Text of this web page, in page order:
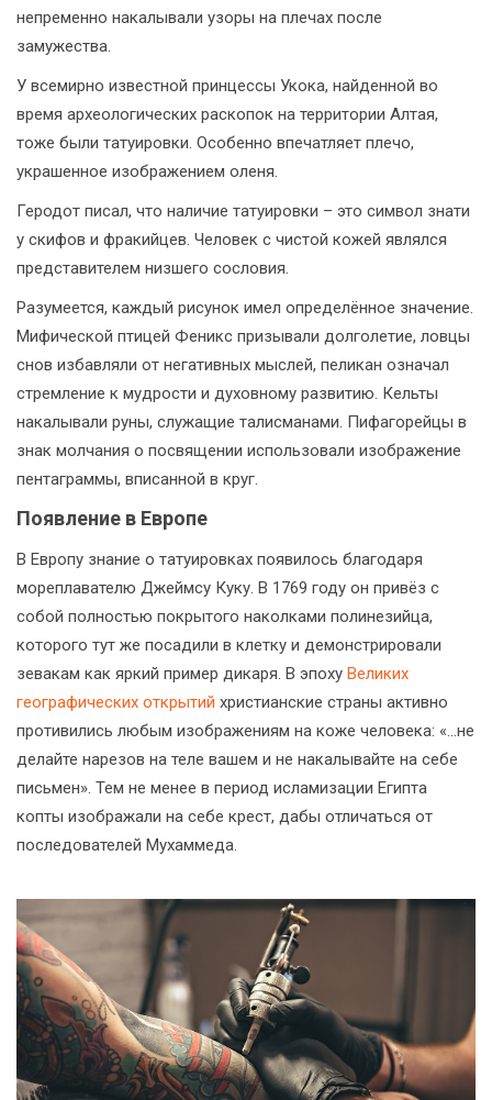
непременно накалывали узоры на плечах после
замужества.
У всемирно известной принцессы Укока, найденной во
время археологических раскопок на территории Алтая,
тоже были татуировки. Особенно впечатляет плечо,
украшенное изображением оленя.
Геродот писал, что наличие татуировки – это символ знати
у скифов и фракийцев. Человек с чистой кожей являлся
представителем низшего сословия.
Разумеется, каждый рисунок имел определённое значение.
Мифической птицей Феникс призывали долголетие, ловцы
снов избавляли от негативных мыслей, пеликан означал
стремление к мудрости и духовному развитию. Кельты
накалывали руны, служащие талисманами. Пифагорейцы в
знак молчания о посвящении использовали изображение
пентаграммы, вписанной в круг.
Появление в Европе
В Европу знание о татуировках появилось благодаря
мореплавателю Джеймсу Куку. В 1769 году он привёз с
собой полностью покрытого наколками полинезийца,
которого тут же посадили в клетку и демонстрировали
зевакам как яркий пример дикаря. В эпоху Великих
географических открытий христианские страны активно
противились любым изображениям на коже человека: «…не
делайте нарезов на теле вашем и не накалывайте на себе
письмен». Тем не менее в период исламизации Египта
копты изображали на себе крест, дабы отличаться от
последователей Мухаммеда.